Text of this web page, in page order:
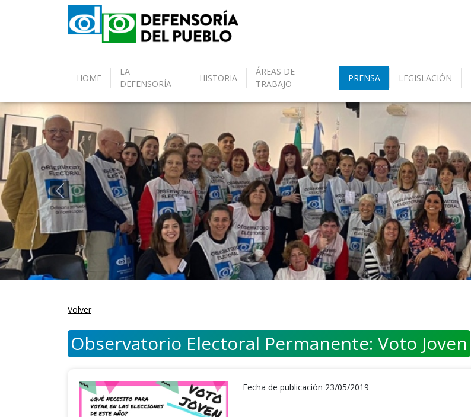
HOME
LA
DEFENSORÍA
HISTORIA
ÁREAS DE
TRABAJO
PRENSA LEGISLACIÓN
Anterior
Volver
Observatorio Electoral Permanente: Voto Joven
Fecha de publicación 23/05/2019